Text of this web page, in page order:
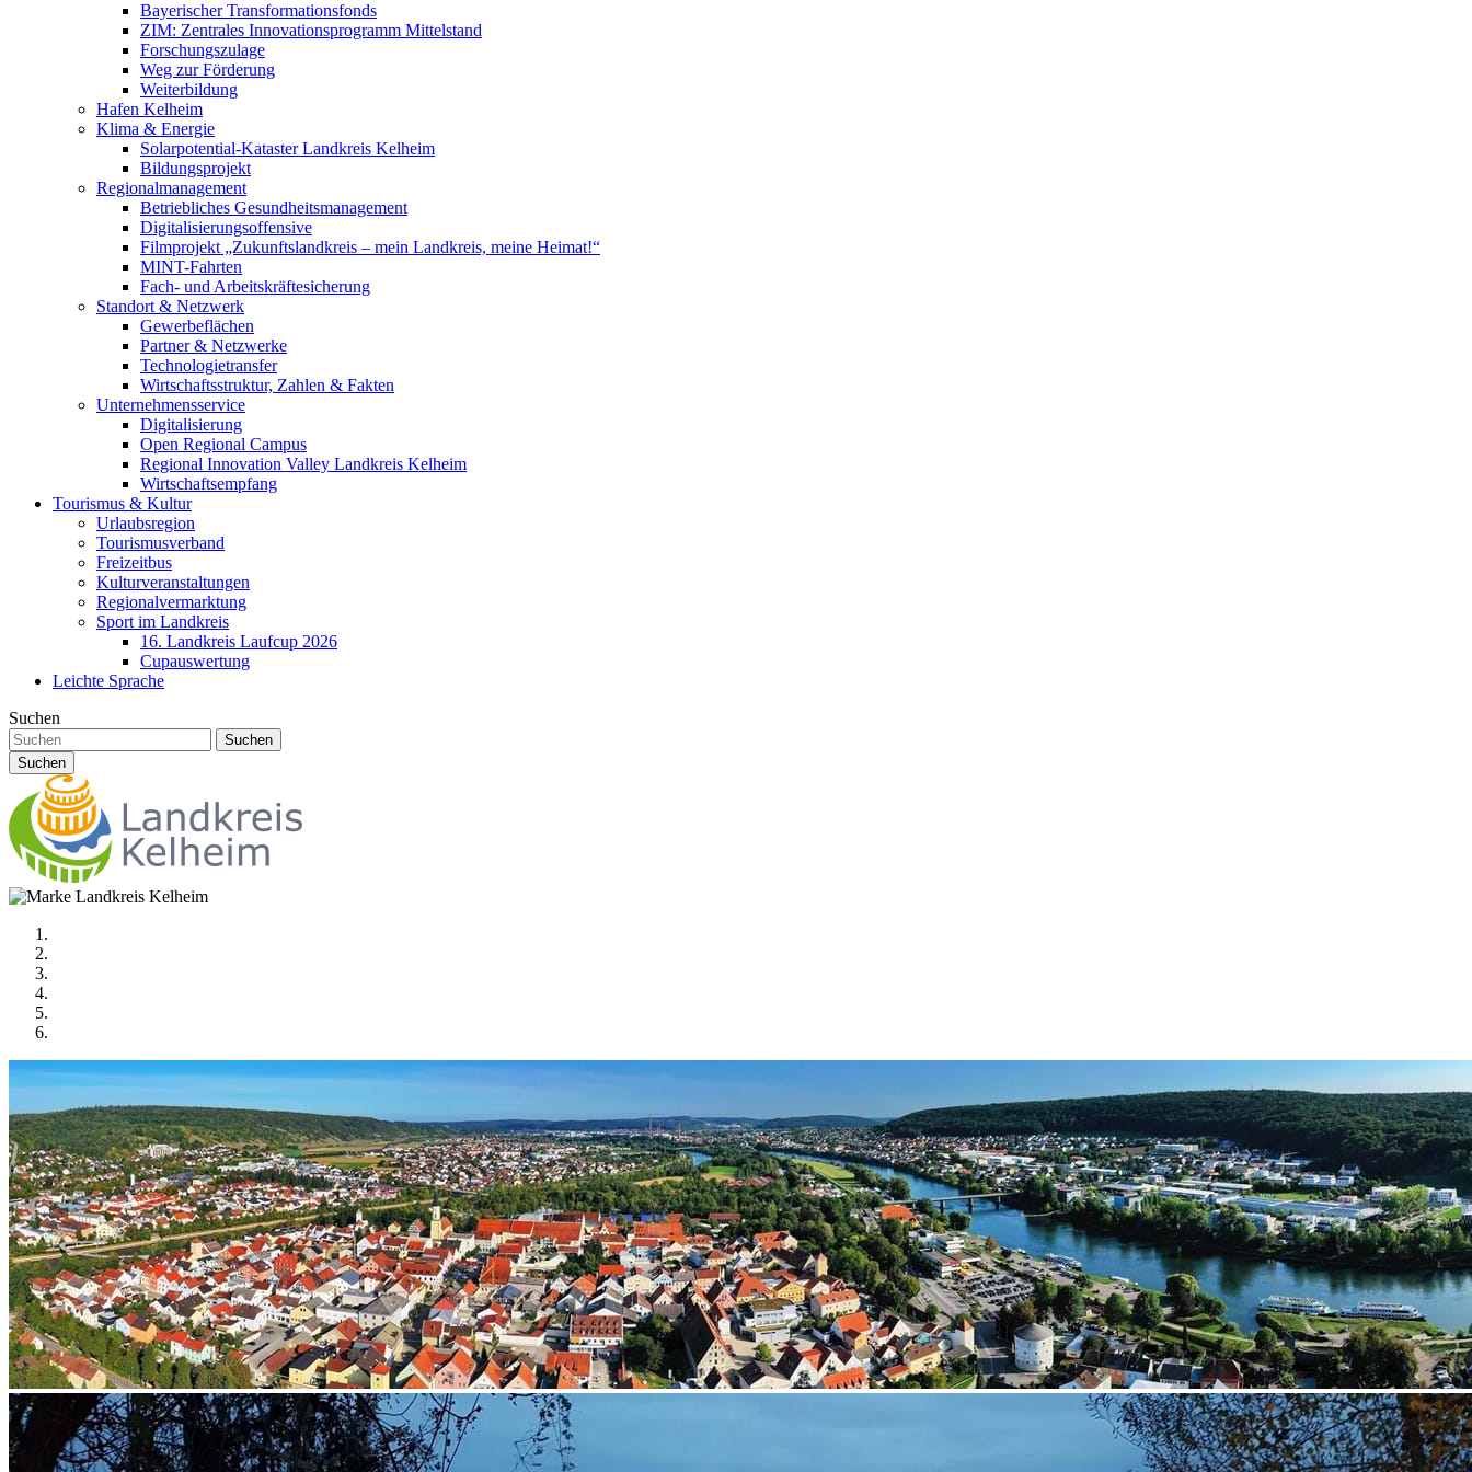
Bayerischer Transformationsfonds
ZIM: Zentrales Innovationsprogramm Mittelstand
Forschungszulage
Weg zur Förderung
Weiterbildung
Hafen Kelheim
Klima & Energie
Solarpotential-Kataster Landkreis Kelheim
Bildungsprojekt
Regionalmanagement
Betriebliches Gesundheitsmanagement
Digitalisierungsoffensive
Filmprojekt „Zukunftslandkreis – mein Landkreis, meine Heimat!“
MINT-Fahrten
Fach- und Arbeitskräftesicherung
Standort & Netzwerk
Gewerbeflächen
Partner & Netzwerke
Technologietransfer
Wirtschaftsstruktur, Zahlen & Fakten
Unternehmensservice
Digitalisierung
Open Regional Campus
Regional Innovation Valley Landkreis Kelheim
Wirtschaftsempfang
Tourismus & Kultur
Urlaubsregion
Tourismusverband
Freizeitbus
Kulturveranstaltungen
Regionalvermarktung
Sport im Landkreis
16. Landkreis Laufcup 2026
Cupauswertung
Leichte Sprache
Suchen
Suchen
Suchen